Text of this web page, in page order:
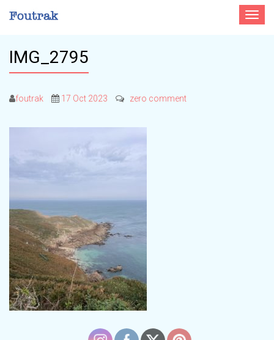
Toggle
IMG_2795
foutrak 17 Oct 2023 zero comment